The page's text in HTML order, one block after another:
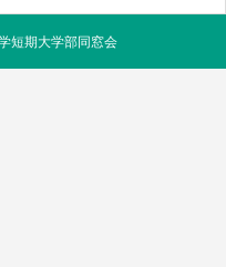
短期大学部同窓会